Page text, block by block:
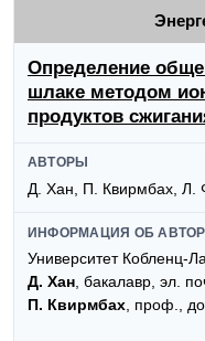
Определение
шлаке методом
продуктов
АВТОРЫ
Д. Хан, П. Квирмбах, Л.
ИНФОРМАЦИЯ ОБ
Университет Кобленц-
Д. Хан , бакалавр, эл.
П. Квирмбах , проф.,